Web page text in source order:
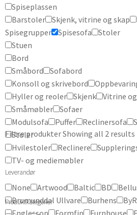
Spiseplassen
Barstoler
Skjenk, vitrine og skap
Spisegrupper
Spisesofa
Stoler
Stuen
Bord
Småbord
Sofabord
Konsoll og skrivebord
Hyller og reoler
Skjenk
Vitrine
Småmøbler
Sofaer
Modulsofa
Puffer Reclinersofa
Stoler
Hvilestoler
Reclinere
TV- og mediemøbler
Leverandør
None Artwood Baltic BD
Brumunddal Ullvare
Burhens
Filtre produkterShowing all 2 results
Produktkategorier